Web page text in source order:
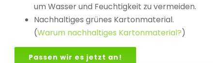
um Wasser und Feuchtigkeit zu vermeiden.
Nachhaltiges grünes Kartonmaterial.
(Warum nachhaltiges Kartonmaterial?)
Passen wir es jetzt an!